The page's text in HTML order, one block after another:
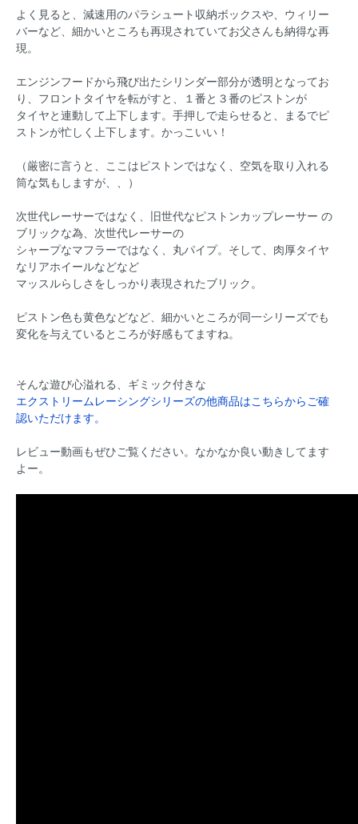
よく見ると、減速用のパラシュート収納ボックスや、ウィリー
バーなど、細かいところも再現されていてお父さんも納得な再
現。
エンジンフードから飛び出たシリンダー部分が透明となってお
り、フロントタイヤを転がすと、１番と３番のピストンが
タイヤと連動して上下します。手押しで走らせると、まるでピ
ストンが忙しく上下します。かっこいい！
（厳密に言うと、ここはピストンではなく、空気を取り入れる
筒な気もしますが、、）
次世代レーサーではなく、旧世代なピストンカップレーサー の
ブリックな為、次世代レーサーの
シャープなマフラーではなく、丸パイプ。そして、肉厚タイヤ
なリアホイールなどなど
マッスルらしさをしっかり表現されたブリック。
ピストン色も黄色などなど、細かいところが同一シリーズでも
変化を与えているところが好感もてますね。
そんな遊び心溢れる、ギミック付きな
エクストリームレーシングシリーズの他商品はこちらからご確
認いただけます。
レビュー動画もぜひご覧ください。なかなか良い動きしてます
よー。